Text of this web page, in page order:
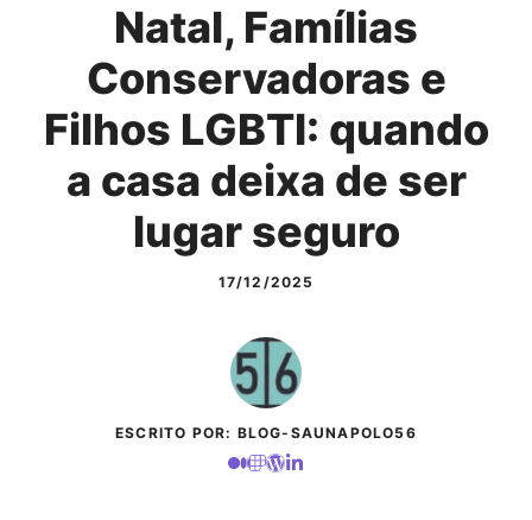
Natal, Famílias
Conservadoras e
Filhos LGBTI: quando
a casa deixa de ser
lugar seguro
17/12/2025
ESCRITO POR: BLOG-SAUNAPOLO56